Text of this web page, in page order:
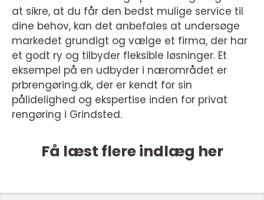
at sikre, at du får den bedst mulige service til
dine behov, kan det anbefales at undersøge
markedet grundigt og vælge et firma, der har
et godt ry og tilbyder fleksible løsninger. Et
eksempel på en udbyder i nærområdet er
prbrengøring.dk, der er kendt for sin
pålidelighed og ekspertise inden for privat
rengøring i Grindsted.
Få læst flere indlæg her